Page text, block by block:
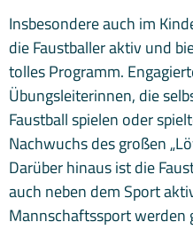
Insbesondere auch im
die Faustballer aktiv und
tolles Programm.
Übungsleiterinnen, die
Faustball spielen oder
Nachwuchs des großen
Darüber hinaus ist die
auch neben dem Sport
Mannschaftssport werden